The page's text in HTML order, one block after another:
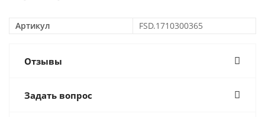
Артикул FSD.1710300365
Отзывы
Задать вопрос